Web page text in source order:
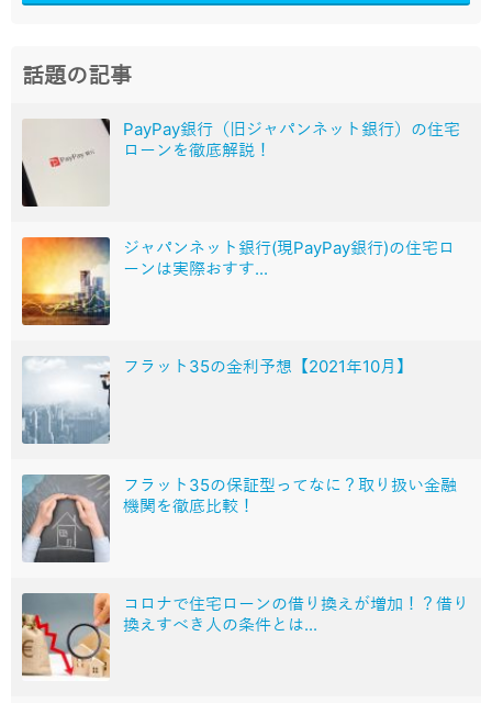
話題の記事
PayPay銀行（旧ジャパンネット銀行）の住宅
ローンを徹底解説！
ジャパンネット銀行(現PayPay銀行)の住宅ロ
ーンは実際おすす...
フラット35の金利予想【2021年10月】
フラット35の保証型ってなに？取り扱い金融
機関を徹底比較！
コロナで住宅ローンの借り換えが増加！？借り
換えすべき人の条件とは...